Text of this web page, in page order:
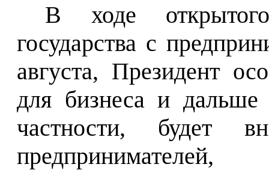
В ходе
государства с
августа, Президент
для бизнеса и дальше
частности, будет
предпринимателей,